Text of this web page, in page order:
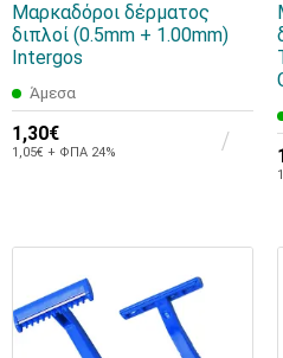
Μαρκαδόροι δέρματος
διπλοί (0.5mm + 1.00mm)
Intergos
Άμεσα
1,30€
1,05€ + ΦΠΑ 24%